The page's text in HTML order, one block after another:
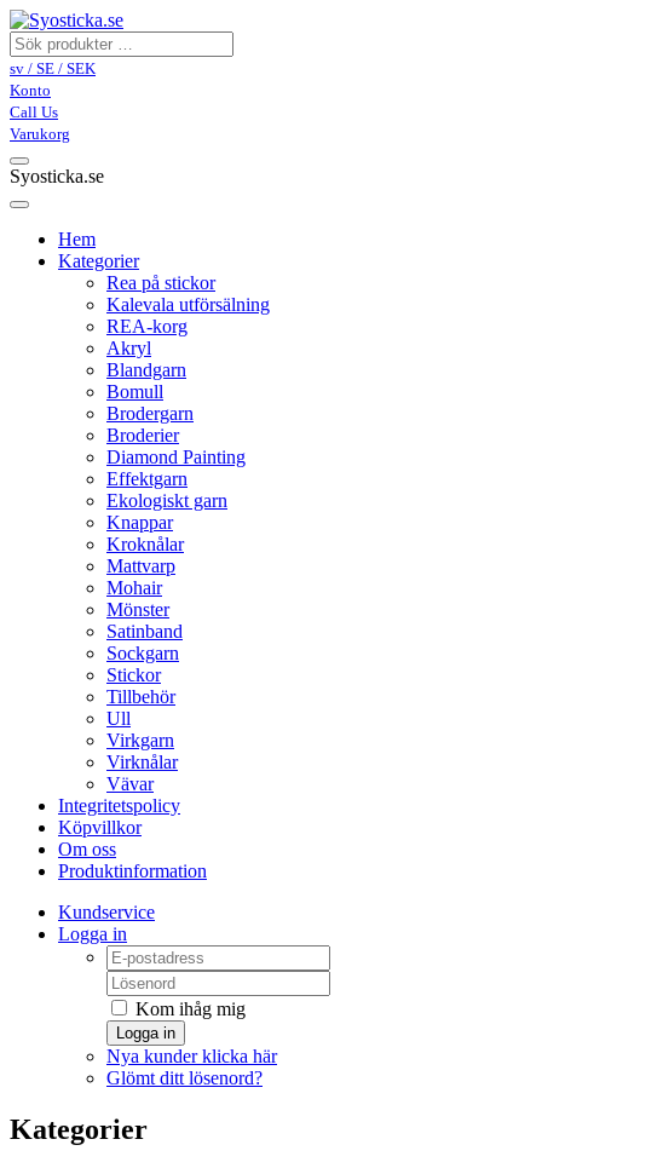
sv / SE / SEK
Konto
Call Us
Varukorg
Syosticka.se
Hem
Kategorier
Rea på stickor
Kalevala utförsälning
REA-korg
Akryl
Blandgarn
Bomull
Brodergarn
Broderier
Diamond Painting
Effektgarn
Ekologiskt garn
Knappar
Kroknålar
Mattvarp
Mohair
Mönster
Satinband
Sockgarn
Stickor
Tillbehör
Ull
Virkgarn
Virknålar
Vävar
Integritetspolicy
Köpvillkor
Om oss
Produktinformation
Kundservice
Logga in
Kom ihåg mig
Logga in
Nya kunder klicka här
Glömt ditt lösenord?
Kategorier